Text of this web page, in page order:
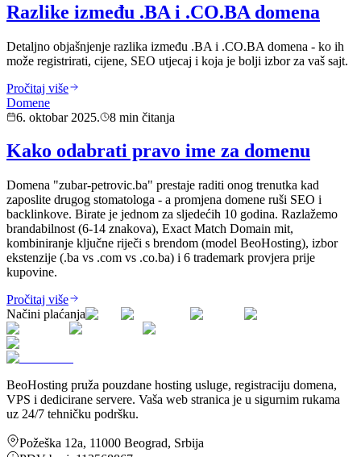
Razlike između .BA i .CO.BA domena
Detaljno objašnjenje razlika između .BA i .CO.BA domena - ko ih
može registrirati, cijene, SEO utjecaj i koja je bolji izbor za vaš sajt.
Pročitaj više
Domene
6. oktobar 2025.
8 min čitanja
Kako odabrati pravo ime za domenu
Domena "zubar-petrovic.ba" prestaje raditi onog trenutka kad
zaposlite drugog stomatologa - a promjena domene ruši SEO i
backlinkove. Birate je jednom za sljedećih 10 godina. Razlažemo
brandabilnost (6-14 znakova), Exact Match Domain mit,
kombiniranje ključne riječi s brendom (model BeoHosting), izbor
ekstenzije (.ba vs .com vs .co.ba) i 6 trademark provjera prije
kupovine.
Pročitaj više
Načini plaćanja
BeoHosting pruža pouzdane hosting usluge, registraciju domena,
VPS i dedicirane servere. Vaša web stranica je u sigurnim rukama
uz 24/7 tehničku podršku.
Požeška 12a, 11000 Beograd, Srbija